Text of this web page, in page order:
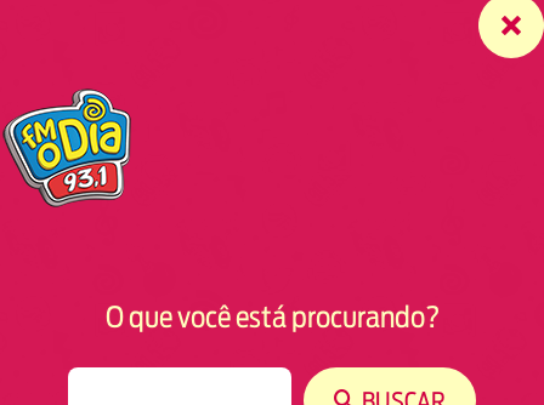
O que você está procurando?